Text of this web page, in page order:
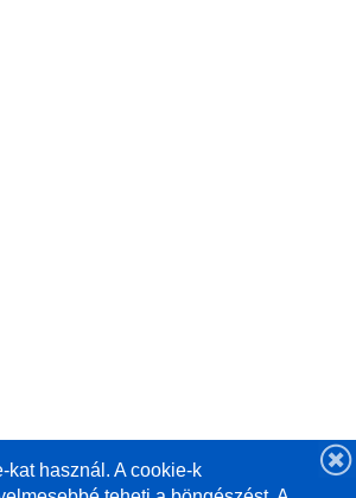
kat használ. A cookie-k